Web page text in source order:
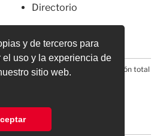
y de terceros para
uso y la experiencia de
sitio web.
Directorio
Prohibida la reproducción total
cualquier medio electrónico*